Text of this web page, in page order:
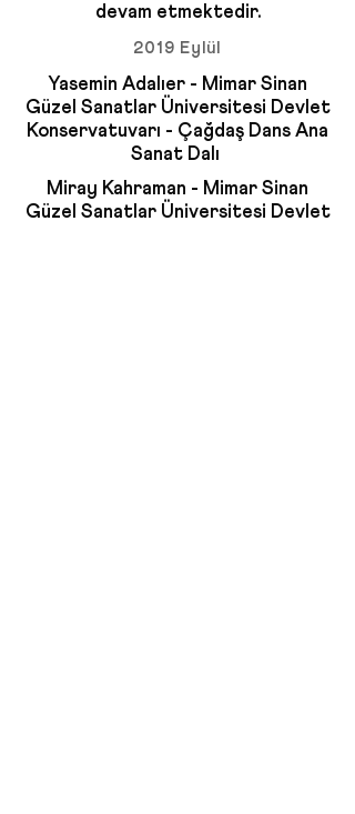
devam etmektedir.
2019 Eylül
Yasemin Adalıer - Mimar Sinan
Güzel Sanatlar Üniversitesi Devlet
Konservatuvarı - Çağdaş Dans Ana
Sanat Dalı
Miray Kahraman - Mimar Sinan
Güzel Sanatlar Üniversitesi Devlet